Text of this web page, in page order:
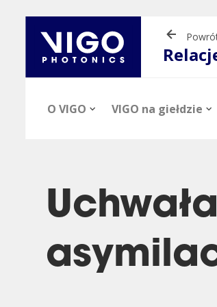
O VIGO
Aktualności
VIGO na giełdzie
Informacje o akcjach
Raporty okresowe
Prezentacje